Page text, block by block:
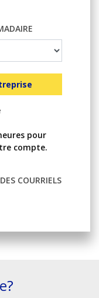
pour
compte.
COURRIELS